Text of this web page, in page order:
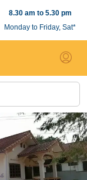
8.30 am to 5.30 pm
Monday to Friday, Sat*